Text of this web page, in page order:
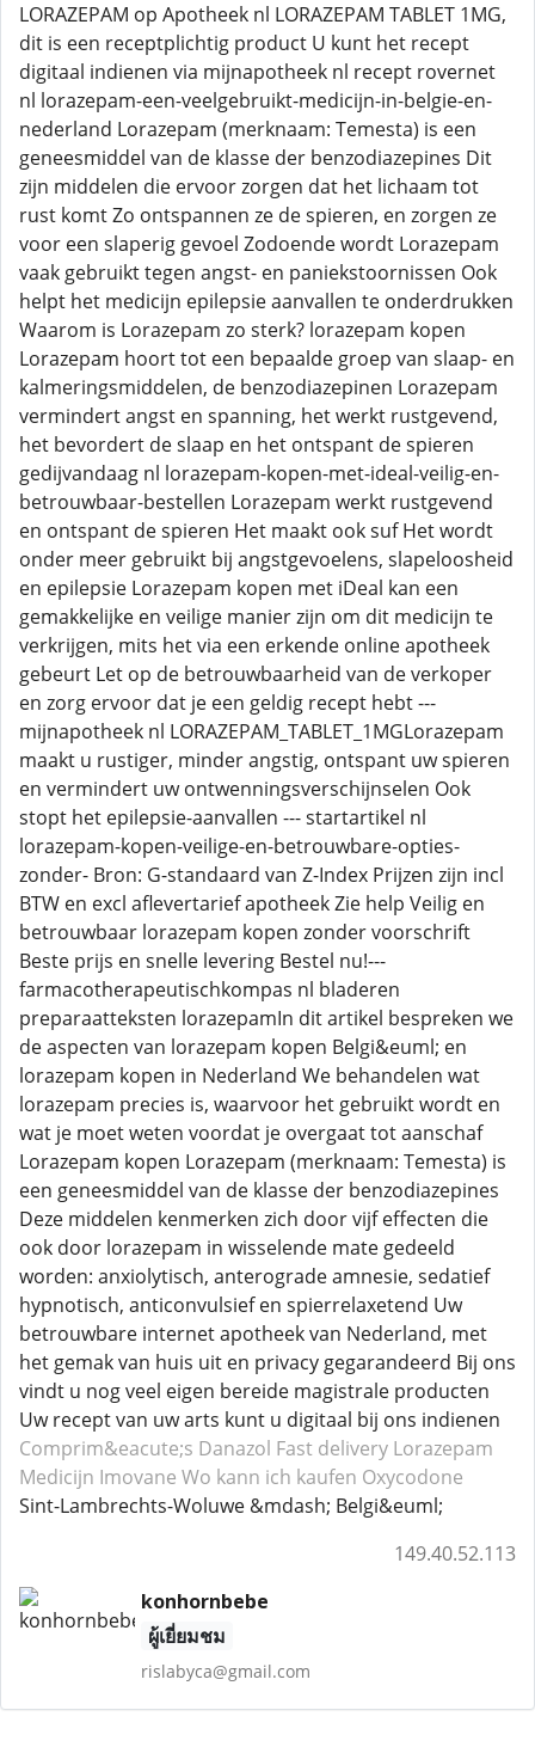
LORAZEPAM op Apotheek nl LORAZEPAM TABLET 1MG,
dit is een receptplichtig product U kunt het recept
digitaal indienen via mijnapotheek nl recept rovernet
nl lorazepam-een-veelgebruikt-medicijn-in-belgie-en-
nederland Lorazepam (merknaam: Temesta) is een
geneesmiddel van de klasse der benzodiazepines Dit
zijn middelen die ervoor zorgen dat het lichaam tot
rust komt Zo ontspannen ze de spieren, en zorgen ze
voor een slaperig gevoel Zodoende wordt Lorazepam
vaak gebruikt tegen angst- en paniekstoornissen Ook
helpt het medicijn epilepsie aanvallen te onderdrukken
Waarom is Lorazepam zo sterk? lorazepam kopen
Lorazepam hoort tot een bepaalde groep van slaap- en
kalmeringsmiddelen, de benzodiazepinen Lorazepam
vermindert angst en spanning, het werkt rustgevend,
het bevordert de slaap en het ontspant de spieren
gedijvandaag nl lorazepam-kopen-met-ideal-veilig-en-
betrouwbaar-bestellen Lorazepam werkt rustgevend
en ontspant de spieren Het maakt ook suf Het wordt
onder meer gebruikt bij angstgevoelens, slapeloosheid
en epilepsie Lorazepam kopen met iDeal kan een
gemakkelijke en veilige manier zijn om dit medicijn te
verkrijgen, mits het via een erkende online apotheek
gebeurt Let op de betrouwbaarheid van de verkoper
en zorg ervoor dat je een geldig recept hebt ---
mijnapotheek nl LORAZEPAM_TABLET_1MGLorazepam
maakt u rustiger, minder angstig, ontspant uw spieren
en vermindert uw ontwenningsverschijnselen Ook
stopt het epilepsie-aanvallen --- startartikel nl
lorazepam-kopen-veilige-en-betrouwbare-opties-
zonder- Bron: G-standaard van Z-Index Prijzen zijn incl
BTW en excl aflevertarief apotheek Zie help Veilig en
betrouwbaar lorazepam kopen zonder voorschrift
Beste prijs en snelle levering Bestel nu!---
farmacotherapeutischkompas nl bladeren
preparaatteksten lorazepamIn dit artikel bespreken we
de aspecten van lorazepam kopen Belgi&euml; en
lorazepam kopen in Nederland We behandelen wat
lorazepam precies is, waarvoor het gebruikt wordt en
wat je moet weten voordat je overgaat tot aanschaf
Lorazepam kopen Lorazepam (merknaam: Temesta) is
een geneesmiddel van de klasse der benzodiazepines
Deze middelen kenmerken zich door vijf effecten die
ook door lorazepam in wisselende mate gedeeld
worden: anxiolytisch, anterograde amnesie, sedatief
hypnotisch, anticonvulsief en spierrelaxetend Uw
betrouwbare internet apotheek van Nederland, met
het gemak van huis uit en privacy gegarandeerd Bij ons
vindt u nog veel eigen bereide magistrale producten
Uw recept van uw arts kunt u digitaal bij ons indienen
Comprim&eacute;s Danazol Fast delivery Lorazepam
Medicijn Imovane Wo kann ich kaufen Oxycodone
Sint-Lambrechts-Woluwe &mdash; Belgi&euml;
149.40.52.113
konhornbebe
ผู้เยี่ยมชม
rislabyca@gmail.com